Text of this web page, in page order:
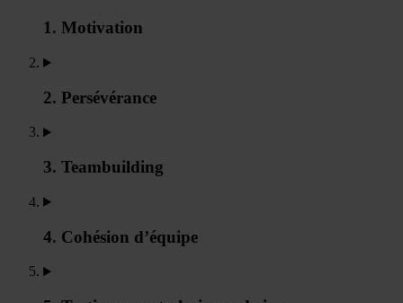
1. Motivation
2. Persévérance
3. Teambuilding
4. Cohésion d’équipe